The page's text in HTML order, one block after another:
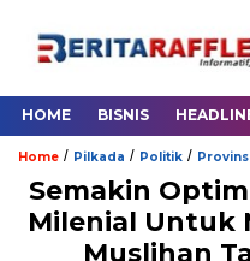
HOME BISNIS
Home / Pilkada / Politik /
Semakin
Milenial Untuk
Muslihan